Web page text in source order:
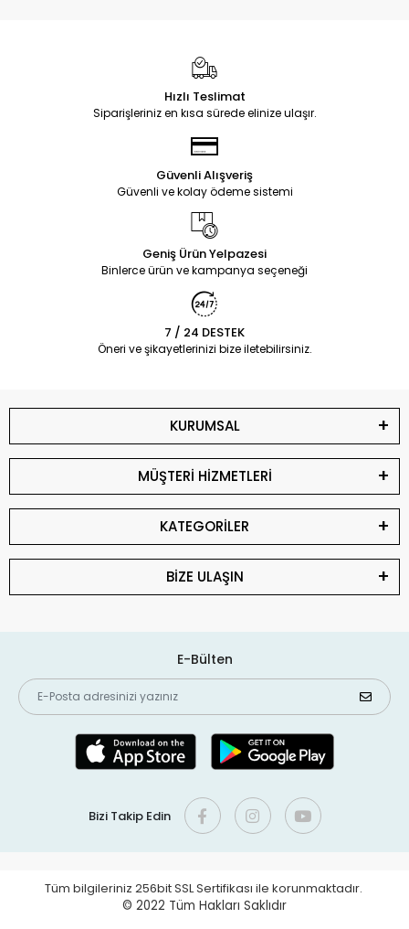
Hızlı Teslimat
Siparişleriniz en kısa sürede elinize ulaşır.
Güvenli Alışveriş
Güvenli ve kolay ödeme sistemi
Geniş Ürün Yelpazesi
Binlerce ürün ve kampanya seçeneği
7 / 24 DESTEK
Öneri ve şikayetlerinizi bize iletebilirsiniz.
KURUMSAL
MÜŞTERİ HİZMETLERİ
KATEGORİLER
BİZE ULAŞIN
E-Bülten
Bizi Takip Edin
Tüm bilgileriniz 256bit SSL Sertifikası ile korunmaktadır.
© 2022 Tüm Hakları Saklıdır